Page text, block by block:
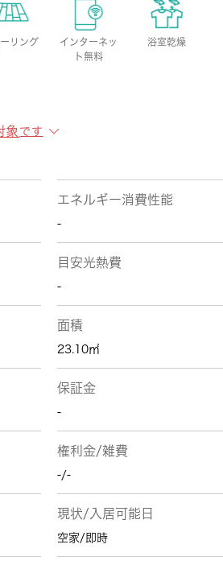
リング
インターネッ
ト無料
浴室乾燥
象 です
エネルギー消費性能
-
目安光熱費
-
面積
23.10㎡
保証金
-
権利金/雑費
-/-
現状/入居可能日
空家/即時